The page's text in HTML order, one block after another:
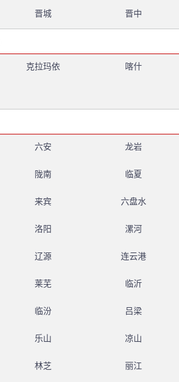
晋城 晋中
克拉玛依 喀什
六安 龙岩
陇南 临夏
来宾 六盘水
洛阳 漯河
辽源 连云港
莱芜 临沂
临汾 吕梁
乐山 凉山
林芝 丽江